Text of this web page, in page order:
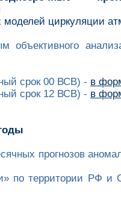
моделей циркуляции
объективного
срок 00 ВСВ) - в
срок 12 ВСВ) - в
прогнозов
по территории РФ